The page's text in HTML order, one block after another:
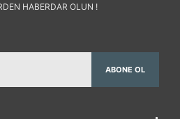
HABERDAR OLUN !
ABONE OL